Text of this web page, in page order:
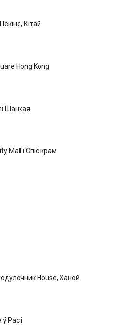
Кітай
Hong Kong
Шанхая
Mall і Спіс крам
House, Ханой
Расіі